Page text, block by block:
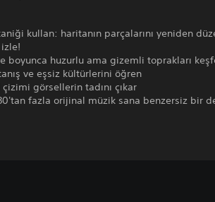
kullan: haritanın parçalarını yeniden
boyunca huzurlu ama gizemli toprakları
ve eşsiz kültürlerini öğren
görsellerin tadını çıkar
fazla orijinal müzik sana benzersiz bir